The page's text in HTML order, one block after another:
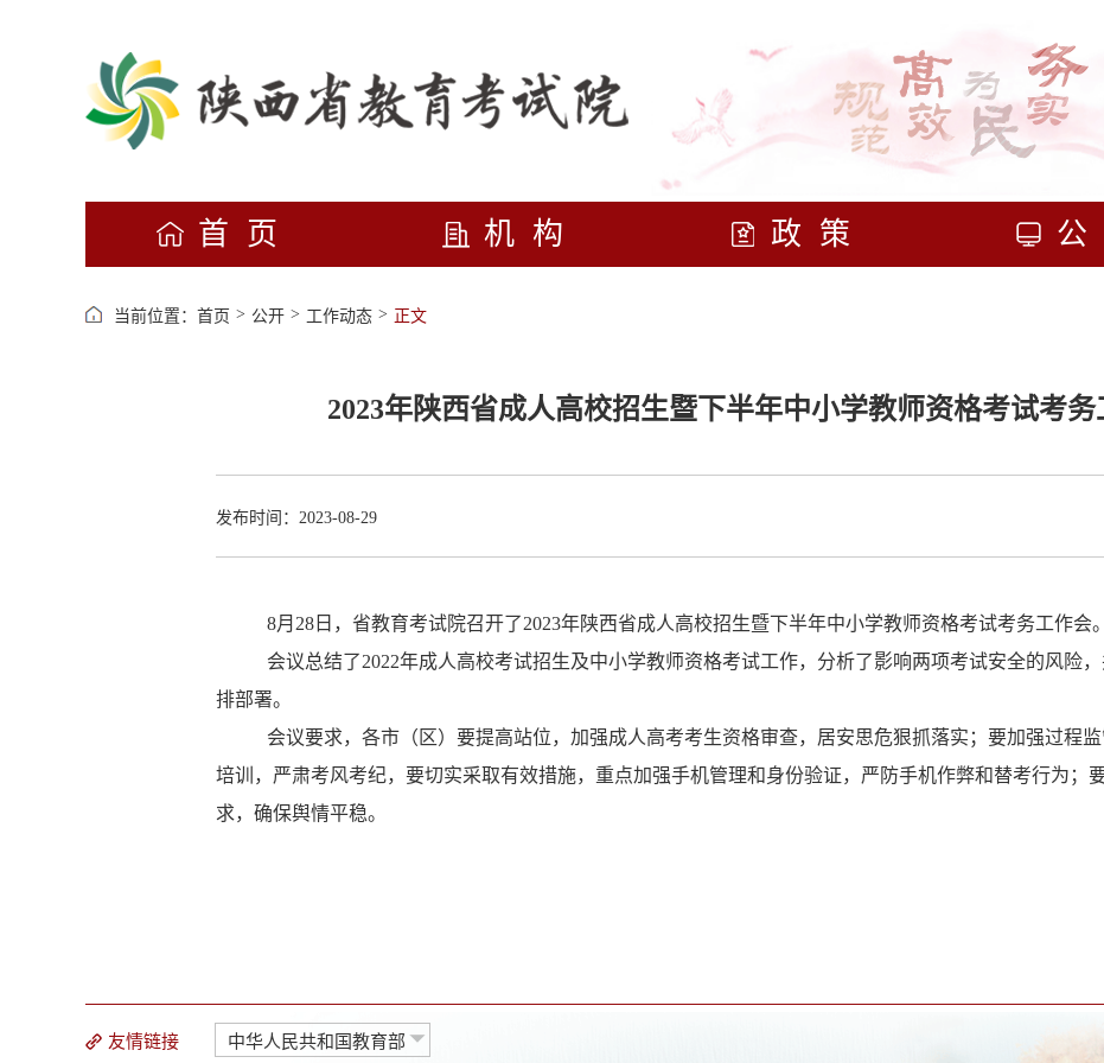
首页 机构 政策 公
当前位置： 首页 > 公开 > 工作动态 > 正文
2023年陕西省成人高校招生暨下半年中小学教师资格考试考
发布时间：2023-08-29
8月28日，省教育考试院召开了2023年陕西省成人高校招生暨下半年中小学教师资格考试考务工作会。
会议总结了2022年成人高校考试招生及中小学教师资格考试工作，分析了影响两项考试安全的风险
排部署。
会议要求，各市（区）要提高站位，加强成人高考考生资格审查，居安思危狠抓落实；要加强过程
培训，严肃考风考纪，要切实采取有效措施，重点加强手机管理和身份验证，严防手机作弊和替考行为；
求，确保舆情平稳。
友情链接 中华人民共和国教育部